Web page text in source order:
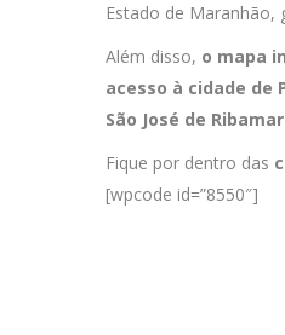
Estado de Maranhão,
Além disso, o mapa
acesso à cidade de
São José de Ribamar
Fique por dentro das
[wpcode id=”8550″]